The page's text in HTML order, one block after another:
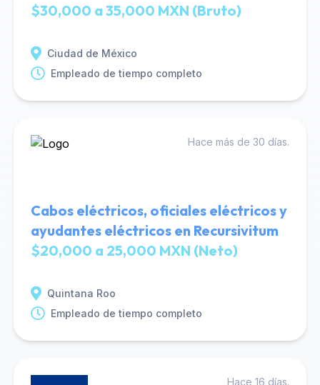
$30,000 a 35,000 MXN (Bruto)
Ciudad de México
Empleado de tiempo completo
Hace más de 30 días.
Cabos eléctricos, oficiales eléctricos y
ayudantes eléctricos en Recursivitum
$20,000 a 25,000 MXN (Neto)
Quintana Roo
Empleado de tiempo completo
Hace 16 días.